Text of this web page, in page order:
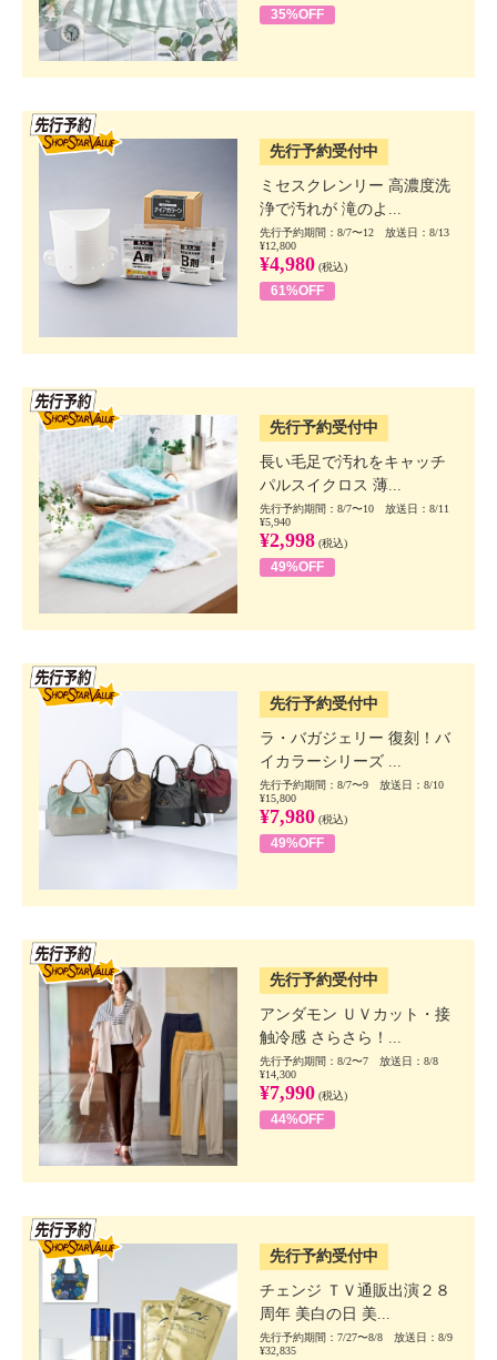
35%OFF
先行予約受付中
ミセスクレンリー 高濃度洗
浄で汚れが 滝のよ...
先行予約期間：8/7〜12 放送日：8/13
¥12,800
¥4,980 (税込)
61%OFF
先行予約受付中
長い毛足で汚れをキャッチ
パルスイクロス 薄...
先行予約期間：8/7〜10 放送日：8/11
¥5,940
¥2,998 (税込)
49%OFF
先行予約受付中
ラ・バガジェリー 復刻！バ
イカラーシリーズ ...
先行予約期間：8/7〜9 放送日：8/10
¥15,800
¥7,980 (税込)
49%OFF
先行予約受付中
アンダモン ＵＶカット・接
触冷感 さらさら！...
先行予約期間：8/2〜7 放送日：8/8
¥14,300
¥7,990 (税込)
44%OFF
先行予約受付中
チェンジ ＴＶ通販出演２８
周年 美白の日 美...
先行予約期間：7/27〜8/8 放送日：8/9
¥32,835